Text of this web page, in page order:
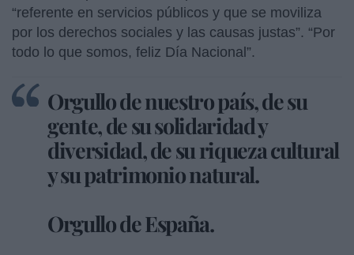
“referente en servicios públicos y que se moviliza
por los derechos sociales y las causas justas”. “Por
todo lo que somos, feliz Día Nacional”.
Orgullo de nuestro país, de su
gente, de su solidaridad y
diversidad, de su riqueza cultural
y su patrimonio natural.
Orgullo de España.